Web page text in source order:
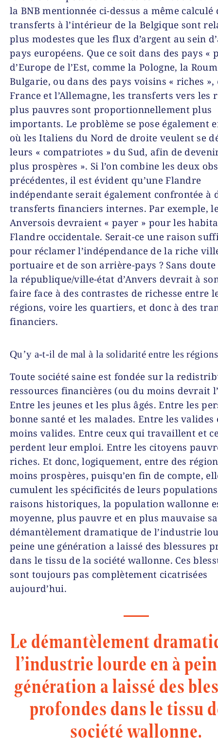
la BNB mentionnée ci-dessus a même calculé
transferts à l’intérieur de la Belgique sont
plus modestes que les flux d’argent au sein
pays européens. Que ce soit dans des pays «
d’Europe de l’Est, comme la Pologne, la
Bulgarie, ou dans des pays voisins « riches »,
France et l’Allemagne, les transferts vers les
plus pauvres sont proportionnellement plus
importants. Le problème se pose également
où les Italiens du Nord de droite veulent se
leurs « compatriotes » du Sud, afin de
plus prospères ». Si l’on combine les deux
précédentes, il est évident qu’une Flandre
indépendante serait également confrontée à
transferts financiers internes. Par exemple,
Anversois devraient « payer » pour les
Flandre occidentale. Serait-ce une raison
pour réclamer l’indépendance de la riche
portuaire et de son arrière-pays ? Sans
la république/ville-état d’Anvers devrait à
faire face à des contrastes de richesse entre
régions, voire les quartiers, et donc à des
financiers.
Qu’y a-t-il de mal à la solidarité entre les
Toute société saine est fondée sur la
ressources financières (ou du moins devrait
Entre les jeunes et les plus âgés. Entre les
bonne santé et les malades. Entre les valides
moins valides. Entre ceux qui travaillent et
perdent leur emploi. Entre les citoyens
riches. Et donc, logiquement, entre des
moins prospères, puisqu’en fin de compte,
cumulent les spécificités de leurs
raisons historiques, la population wallonne
moyenne, plus pauvre et en plus mauvaise
démantèlement dramatique de l’industrie
peine une génération a laissé des blessures
dans le tissu de la société wallonne. Ces
sont toujours pas complètement cicatrisées
aujourd’hui.
Le démantèlement
l’industrie lourde en à
génération a laissé des
profondes dans le tissu
société wallonne.